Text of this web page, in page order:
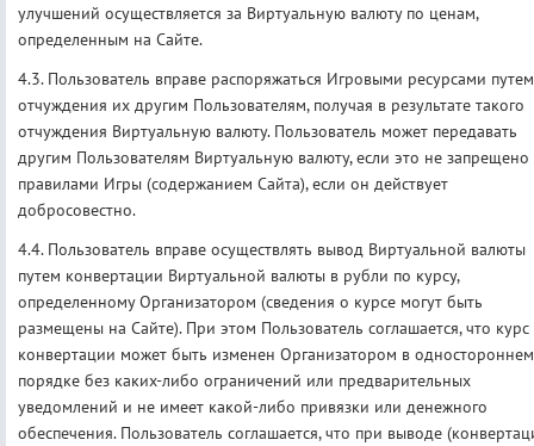
улучшений осуществляется за Виртуальную валюту по ценам,
определенным на Сайте.
4.3. Пользователь вправе распоряжаться Игровыми ресурсами путем
отчуждения их другим Пользователям, получая в результате такого
отчуждения Виртуальную валюту. Пользователь может передавать
другим Пользователям Виртуальную валюту, если это не запрещено
правилами Игры (содержанием Сайта), если он действует
добросовестно.
4.4. Пользователь вправе осуществлять вывод Виртуальной валюты
путем конвертации Виртуальной валюты в рубли по курсу,
определенному Организатором (сведения о курсе могут быть
размещены на Сайте). При этом Пользователь соглашается, что курс
конвертации может быть изменен Организатором в одностороннем
порядке без каких-либо ограничений или предварительных
уведомлений и не имеет какой-либо привязки или денежного
обеспечения. Пользователь соглашается, что при выводе